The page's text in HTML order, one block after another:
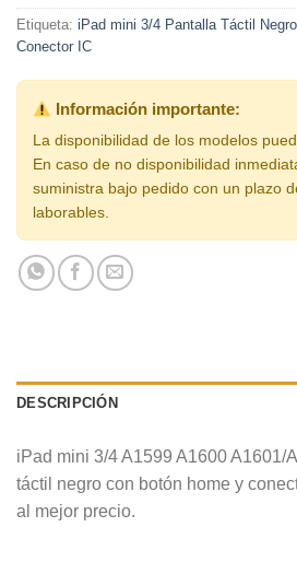
Etiqueta: iPad mini 3/4 Pantalla Táctil
Conector IC
Información importante:
La disponibilidad de los modelos
En caso de no disponibilidad
suministra bajo pedido con un plazo
laborables.
DESCRIPCIÓN
iPad mini 3/4 A1599 A1600 A1601/
táctil negro con botón home y
al mejor precio.